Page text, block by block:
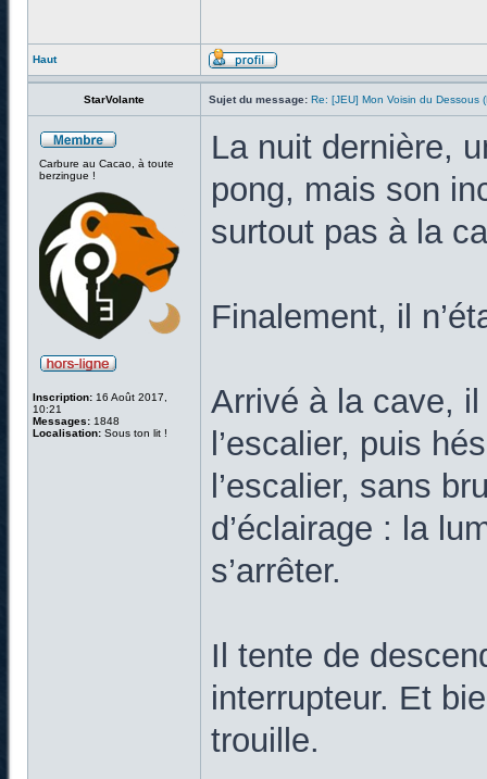
Haut
StarVolante Sujet du message: Re: [JEU] Mon Voisin du Dessous
Carbure au Cacao, à toute
berzingue !
Inscription: 16 Août 2017,
10:21
Messages: 1848
Localisation: Sous ton lit !
La nuit dernière,
pong, mais son
surtout pas à la
Finalement, il
Arrivé à la cave,
l’escalier, puis
l’escalier, sans
d’éclairage : la
s’arrêter.
Il tente de
interrupteur. Et
trouille.